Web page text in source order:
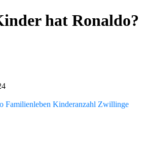
hat Ronaldo?
Familienleben Kinderanzahl Zwillinge